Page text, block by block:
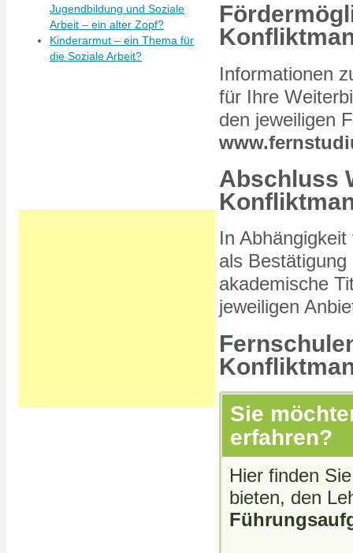
Informationen
für Ihre
den jeweiligen
Abschluss
In
als
akademische
jeweiligen
Sie
erfahren?
Hier finden
bieten, den
Jugendbildung und Soziale
Arbeit – ein alter Zopf?
Kinderarmut – ein Thema für
die Soziale Arbeit?